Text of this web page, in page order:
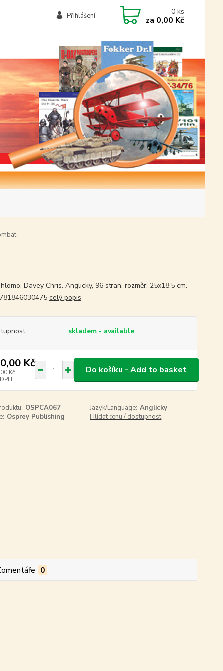
Přihlášení 0 ks
za 0,00 Kč
Davey Chris. Anglicky, 96 stran, rozměr: 25x18,5 cm.
celý popis
skladem - available
Kč
Kč
Do košíku - Add to basket
OSPCA067 Jazyk/Language: Anglicky
Osprey Publishing Hlídat cenu / dostupnost
0